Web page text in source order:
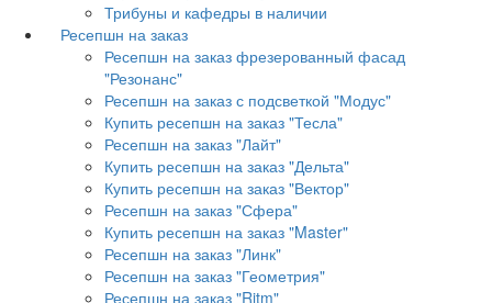
Трибуны и кафедры в наличии
Ресепшн на заказ
Ресепшн на заказ фрезерованный фасад
"Резонанс"
Ресепшн на заказ с подсветкой "Модус"
Купить ресепшн на заказ "Тесла"
Ресепшн на заказ "Лайт"
Купить ресепшн на заказ "Дельта"
Купить ресепшн на заказ "Вектор"
Ресепшн на заказ "Сфера"
Купить ресепшн на заказ "Master"
Ресепшн на заказ "Линк"
Ресепшн на заказ "Геометрия"
Ресепшн на заказ "Ritm"